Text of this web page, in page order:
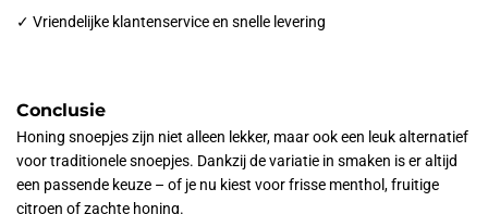
✓ Vriendelijke klantenservice en snelle levering
Conclusie
Honing snoepjes zijn niet alleen lekker, maar ook een leuk alternatief
voor traditionele snoepjes. Dankzij de variatie in smaken is er altijd
een passende keuze – of je nu kiest voor frisse menthol, fruitige
citroen of zachte honing.